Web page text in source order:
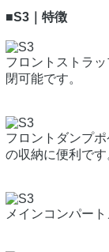
■S3｜特徴
フロントストラ
閉可能です。
フロントダンプ
の収納に便利です
メインコンパー